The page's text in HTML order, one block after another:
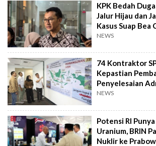
KPK Bedah
Jalur Hijau dan
Kasus Suap Bea
NEWS
74 Kontraktor
Kepastian
Penyelesaian
NEWS
Potensi RI
Uranium, BRIN
Nuklir ke